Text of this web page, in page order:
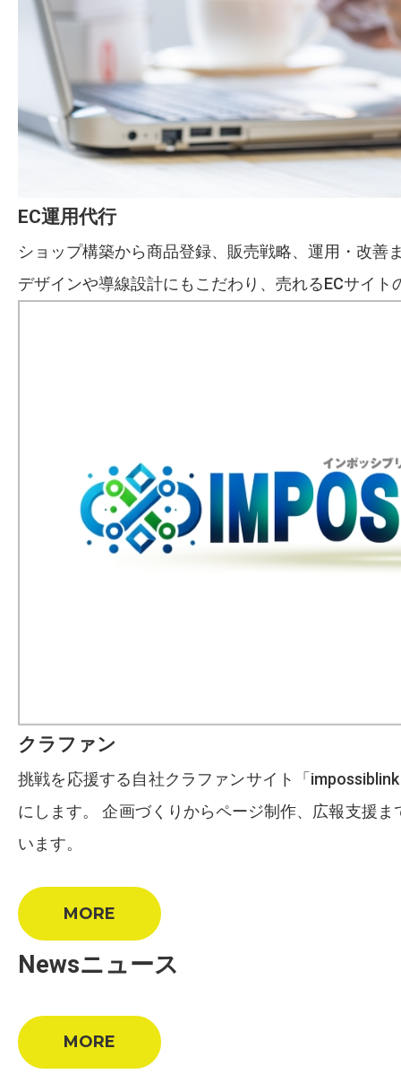
EC運用代行
ショップ構築から商品登録、販売戦略、運用・改
デザインや導線設計にもこだわり、売れるECサイ
クラファン
挑戦を応援する自社クラファンサイト「
にします。 企画づくりからページ制作、広報支援
います。
MORE
Newsニュース
MORE